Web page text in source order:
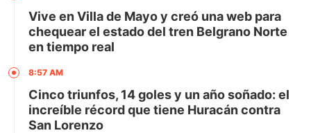
Vive en Villa de Mayo y creó una web para
chequear el estado del tren Belgrano Norte
en tiempo real
8:57 AM
Cinco triunfos, 14 goles y un año soñado: el
increíble récord que tiene Huracán contra
San Lorenzo